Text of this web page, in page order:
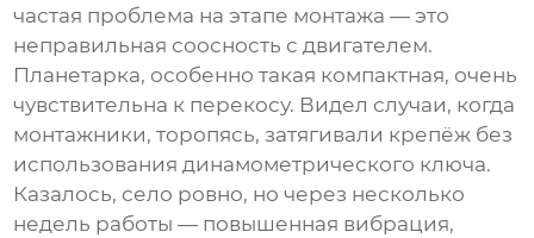
частая проблема на этапе монтажа — это
неправильная соосность с двигателем.
Планетарка, особенно такая компактная, очень
чувствительна к перекосу. Видел случаи, когда
монтажники, торопясь, затягивали крепёж без
использования динамометрического ключа.
Казалось, село ровно, но через несколько
недель работы — повышенная вибрация,